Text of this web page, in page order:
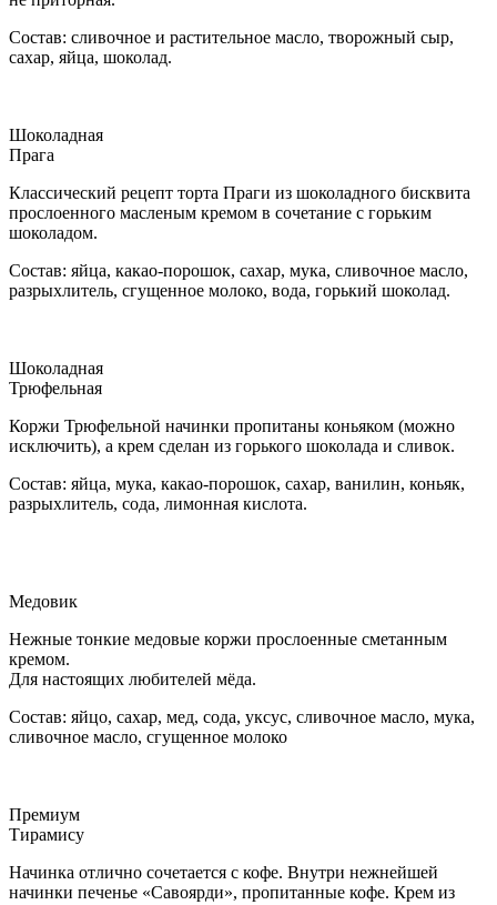
Состав: сливочное и растительное масло, творожный сыр,
сахар, яйца, шоколад.
Шоколадная
Прага
Классический рецепт торта Праги из шоколадного бисквита
прослоенного масленым кремом в сочетание с горьким
шоколадом.
Состав: яйца, какао-порошок, сахар, мука, сливочное масло,
разрыхлитель, сгущенное молоко, вода, горький шоколад.
Шоколадная
Трюфельная
Коржи Трюфельной начинки пропитаны коньяком (можно
исключить), а крем сделан из горького шоколада и сливок.
Состав: яйца, мука, какао-порошок, сахар, ванилин, коньяк,
разрыхлитель, сода, лимонная кислота.
Медовик
Нежные тонкие медовые коржи прослоенные сметанным
кремом.
Для настоящих любителей мёда.
Состав: яйцо, сахар, мед, сода, уксус, сливочное масло, мука,
сливочное масло, сгущенное молоко
Премиум
Тирамису
Начинка отлично сочетается с кофе. Внутри нежнейшей
начинки печенье «Савоярди», пропитанные кофе. Крем из